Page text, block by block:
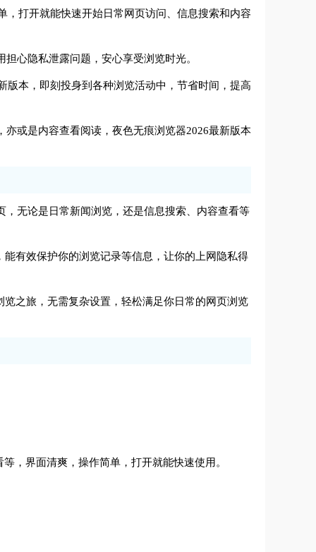
打开就能快速开始日常网页访问、信息搜索和内容
心隐私泄露问题，安心享受浏览时光。
本，即刻投身到各种浏览活动中，节省时间，提高
或是内容查看阅读，夜色无痕浏览器2026最新版本
无论是日常新闻浏览，还是信息搜索、内容查看等
有效保护你的浏览记录等信息，让你的上网隐私得
之旅，无需复杂设置，轻松满足你日常的网页浏览
，界面清爽，操作简单，打开就能快速使用。